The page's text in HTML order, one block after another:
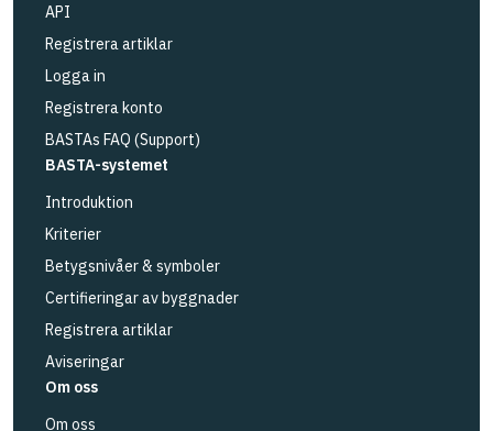
API
Registrera artiklar
Logga in
Registrera konto
BASTAs FAQ (Support)
BASTA-systemet
Introduktion
Kriterier
Betygsnivåer & symboler
Certifieringar av byggnader
Registrera artiklar
Aviseringar
Om oss
Om oss